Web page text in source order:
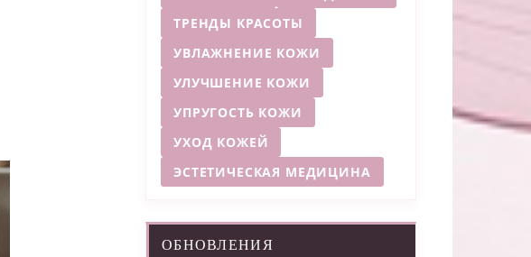
ТРЕНДЫ КРАСОТЫ
УВЛАЖНЕНИЕ КОЖИ
УЛУЧШЕНИЕ КОЖИ
УПРУГОСТЬ КОЖИ
УХОД КОЖЕЙ
ЭСТЕТИЧЕСКАЯ МЕДИЦИНА
ОБНОВЛЕНИЯ